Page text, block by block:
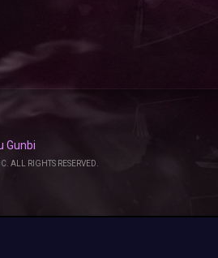
Gunbi
ALL RIGHTS RESERVED.